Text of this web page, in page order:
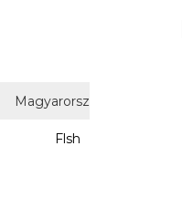
Magyarország
Flsh